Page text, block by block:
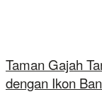
Taman Gajah
dengan Ikon